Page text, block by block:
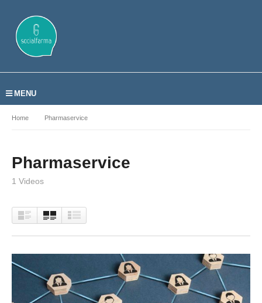
MENU
Home Pharmaservice
Pharmaservice
1 Videos